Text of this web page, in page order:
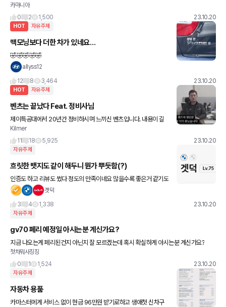
작동이되질않습니다! 벤츠서비스기간은 다 끝났습니다. 안산 반월역쪽 거주합니다! 가가
운쪽으로 수입차,잘보는
카마니아
0
2 1,500 23.10.20
HOT 자유주제
맥모닝보다 더한 차가 있네요…
🤣🤣🤣🤣🤣
allyss12
12
8 3,464 23.10.20
HOT 자유주제
벤츠는 끝났다 Feat. 정비사님
제이특공대에서 20년간 정비하시며 느끼신 벤츠입니다. 내용이 길
지만 7줄로 요약해서 정리합니다. 1. 엔진은 진즉 끝났다. 2. 이젠 정
품부품에도 메이드 인 중국 수두룩. 3. 내구도 개판.
Kilmer
11
18 5,925 23.10.20
자유주제
흐릿한 뱃지도 같이 해두니 뭔가 뿌듯함(?)
인증도 하고 리뷰도 썼다 정도의 만족이네요 많을수록 좋은거 같기도
하고욬ㅋㅋㅋ 겟차 커뮤의 흥을 위해서라면 리뷰는 사랑입니다❤️‍🔥
겟덕
3
4 1,338 23.10.20
자유주제
gv70 페리 예정일 아시는분 계신가요?
지금 나오는게 페리된건지 아닌지 잘 모르겠는데 혹시 확실하게 아시는분 계신가요?
첫차뭐사징징
0
1 1,524 23.10.20
자유주제
자동차 용품
카마스터에게 서비스 없이 현금 96만원 받기로하고 생애첫 신차구